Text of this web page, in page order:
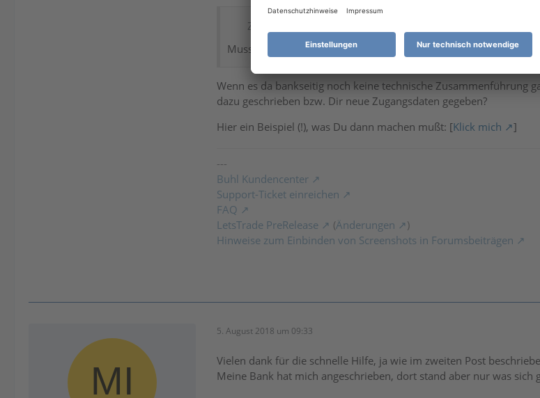
Zitat von MichaelReinelt
Muss das vielleicht automatisch passieren, da ja eine
Wenn es da bankseitig noch keine technische Zusammenführung
dazu geschrieben bzw. Dir neue Zugangsdaten gegeben?
Hier ein Beispiel (!), was Du dann machen mußt: [Klick mich ]
---
Buhl Kundencenter
Support-Ticket einreichen
FAQ
LetsTrade PreRelease
(Änderungen
)
Hinweise zum Einbinden von Screenshots in Forumsbeiträgen
5. August 2018 um 09:33
Vielen dank für die schnelle Hilfe, ja wie im zweiten Post
Meine Bank hat mich angeschrieben, dort stand aber nur was sich